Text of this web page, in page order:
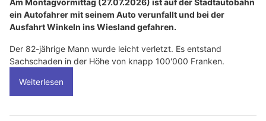
Am Montagvormittag (27.07.2026) ist auf der Stadtautobahn
ein Autofahrer mit seinem Auto verunfallt und bei der
Ausfahrt Winkeln ins Wiesland gefahren.
Der 82-jährige Mann wurde leicht verletzt. Es entstand
Sachschaden in der Höhe von knapp 100'000 Franken.
Weiterlesen